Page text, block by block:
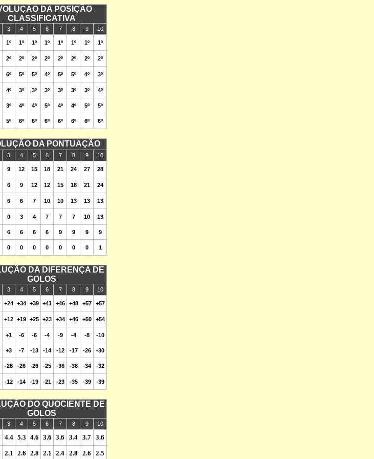
DA POSIÇÃO
CLASSIFICATIVA
3 4 5 6 7 8 9 10
1º 1º 1º 1º 1º 1º 1º 1º
2º 2º 2º 2º 2º 2º 2º 2º
6º 5º 5º 4º 5º 5º 4º 3º
4º 3º 3º 3º 3º 3º 3º 4º
3º 4º 4º 5º 4º 4º 5º 5º
5º 6º 6º 6º 6º 6º 6º 6º
DA PONTUAÇÃO
3 4 5 6 7 8 9 10
9 12 15 18 21 24 27 28
6 9 12 12 15 18 21 24
6 6 7 10 10 13 13 13
0 3 4 7 7 7 10 13
6 6 6 6 9 9 9 9
0 0 0 0 0 0 0 1
DA DIFERENÇA DE
GOLOS
3 4 5 6 7 8 9 10
+24 +34 +39 +41 +46 +48 +57 +57
+12 +19 +25 +23 +34 +46 +50 +54
+1 -6 -6 -4 -9 -4 -8 -10
+3 -7 -13 -14 -12 -17 -26 -30
-28 -26 -26 -25 -36 -38 -34 -32
-12 -14 -19 -21 -23 -35 -39 -39
DO QUOCIENTE DE
GOLOS
3 4 5 6 7 8 9 10
4.4 5.3 4.6 3.6 3.6 3.4 3.7 3.6
2.1 2.6 2.8 2.1 2.4 2.8 2.6 2.5